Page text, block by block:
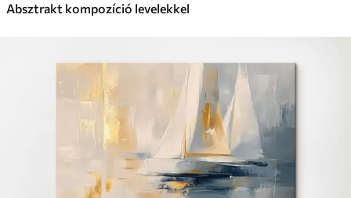
Absztrakt kompozíció levelekkel